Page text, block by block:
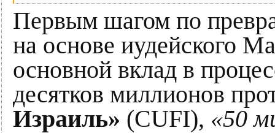
Первым шагом по
на основе иудейского
основной вклад в
десятков миллионов
Израиль» (CUFI), «50